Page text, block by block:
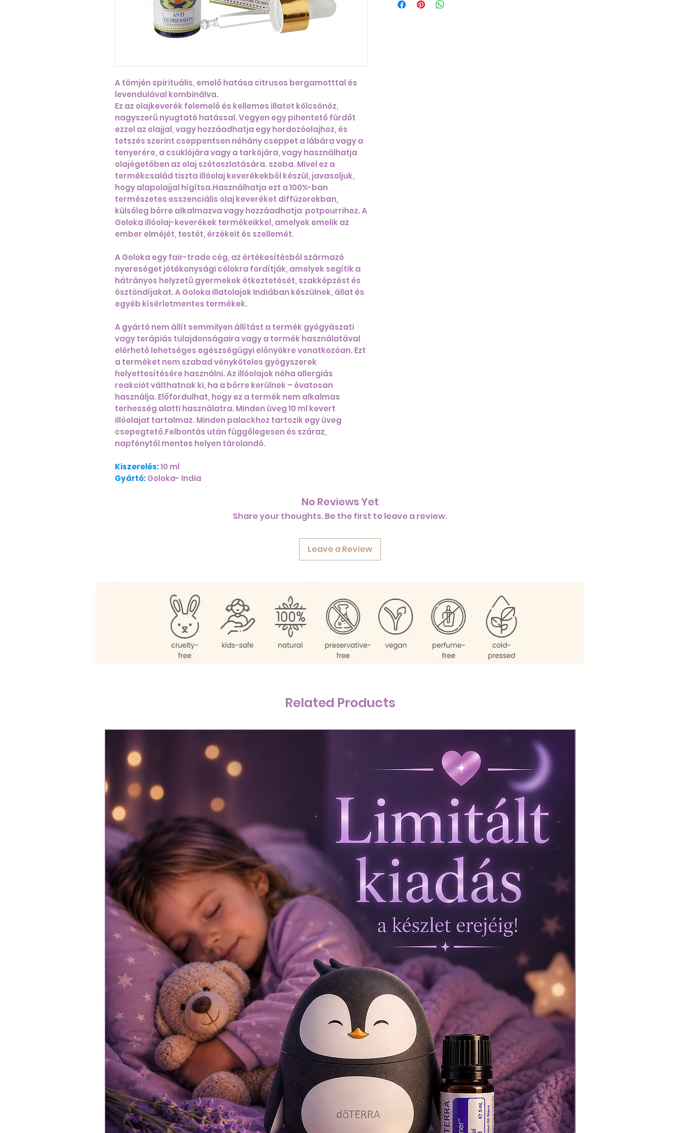
A tömjén spirituális, emelő hatása citrusos bergamotttal és
levendulával kombinálva.
Ez az olajkeverék felemelő és kellemes illatot kölcsönöz,
nagyszerű nyugtató hatással. Vegyen egy pihentető fürdőt
ezzel az olajjal, vagy hozzáadhatja egy hordozóolajhoz, és
tetszés szerint cseppentsen néhány cseppet a lábára vagy a
tenyerére, a csuklójára vagy a tarkójára, vagy használhatja
olajégetőben az olaj szétoszlatására. szoba. Mivel ez a
termékcsalád tiszta illóolaj keverékekből készül, javasoljuk,
hogy alapolajjal hígítsa.Használhatja ezt a 100%-ban
természetes esszenciális olaj keveréket diffúzorokban,
külsőleg bőrre alkalmazva vagy hozzáadhatja potpourrihoz. A
Goloka illóolaj-keverékek termékeikkel, amelyek emelik az
ember elméjét, testét, érzékeit és szellemét.
A Goloka egy fair-trade cég, az értékesítésből származó
nyereséget jótékonysági célokra fordítják, amelyek segítik a
hátrányos helyzetű gyermekek étkeztetését, szakképzést és
ösztöndíjakat. A Goloka illatolajok Indiában készülnek, állat és
egyéb kísérletmentes termékek.
A gyártó nem állít semmilyen állítást a termék gyógyászati ​​
vagy terápiás tulajdonságaira vagy a termék használatával
elérhető lehetséges egészségügyi előnyökre vonatkozóan. Ezt
a terméket nem szabad vényköteles gyógyszerek
helyettesítésére használni. Az illóolajok néha allergiás
reakciót válthatnak ki, ha a bőrre kerülnek – óvatosan
használja. Előfordulhat, hogy ez a termék nem alkalmas
terhesség alatti használatra. Minden üveg 10 ml kevert
illóolajat tartalmaz. Minden palackhoz tartozik egy üveg
csepegtető.Felbontás után függőlegesen és száraz,
napfénytől mentes helyen tárolandó.
Kiszerelés:10 ml
Gyártó:Goloka- India
No Reviews Yet
Share your thoughts. Be the first to leave a review.
Leave a Review
Related Products